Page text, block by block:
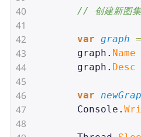
40
// 创建新图
41
42
var graph =
43 graph . Name
44 graph . Desc
45
46
var
47 Console .
48